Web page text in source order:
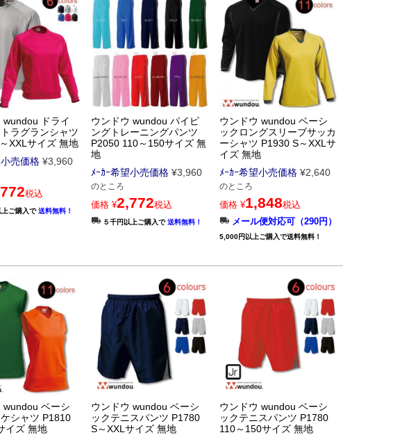
wundou ドライ
ラグランシャツ
XXLサイズ 無地
売価格 ¥3,960
税込
上ご購入で送料無料！
ウンドウ wundou パイピ
ングトレーニングパンツ
P2050 110～150サイズ 無
地
ﾒｰｶｰ希望小売価格 ¥3,960
のところ
価格 ¥2,772税込
５千円以上ご購入で送料無料！
ウンドウ wundou ベーシ
ックロングスリーブサッカ
ーシャツ P1930 S～XXLサ
イズ 無地
ﾒｰｶｰ希望小売価格 ¥2,640
のところ
価格 ¥1,848税込
メール便対応可（290円）
5,000円以上ご購入で送料無料！
wundou ベーシ
シャツ P1810
イズ 無地
ウンドウ wundou ベーシ
ックテニスパンツ P1780
S～XXLサイズ 無地
ウンドウ wundou ベーシ
ックテニスパンツ P1780
110～150サイズ 無地